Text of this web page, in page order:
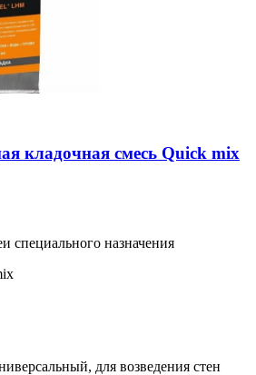
кладочная смесь Quick mix
специального назначения
для возведения стен